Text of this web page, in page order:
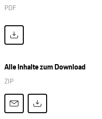
PDF
Alle Inhalte zum Download
ZIP